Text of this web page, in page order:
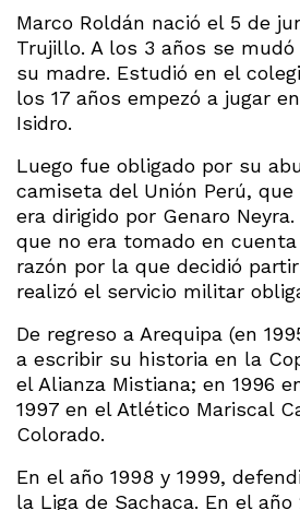
Marco Roldán nació el 5 de
Trujillo. A los 3 años se
su madre. Estudió en el
los 17 años empezó a jugar
Isidro.
Luego fue obligado por su
camiseta del Unión Perú,
era dirigido por Genaro
que no era tomado en
razón por la que decidió
realizó el servicio militar
De regreso a Arequipa (en
a escribir su historia en la
el Alianza Mistiana; en 1996
1997 en el Atlético Mariscal
Colorado.
En el año 1998 y 1999,
la Liga de Sachaca. En el año